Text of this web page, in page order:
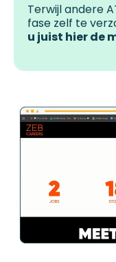
Terwijlandere
fase zelf te
u juist hier de